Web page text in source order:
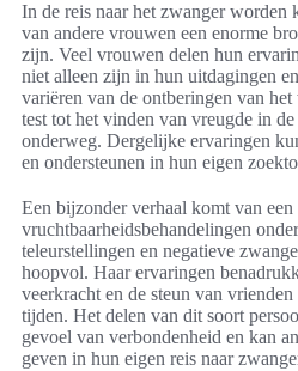
In de reis naar het zwanger worden
van andere vrouwen een enorme
zijn. Veel vrouwen delen hun
niet alleen zijn in hun uitdagingen
variëren van de ontberingen van
test tot het vinden van vreugde in
onderweg. Dergelijke ervaringen
en ondersteunen in hun eigen
Een bijzonder verhaal komt van
vruchtbaarheidsbehandelingen
teleurstellingen en negatieve
hoopvol. Haar ervaringen
veerkracht en de steun van
tijden. Het delen van dit soort
gevoel van verbondenheid en kan
geven in hun eigen reis naar